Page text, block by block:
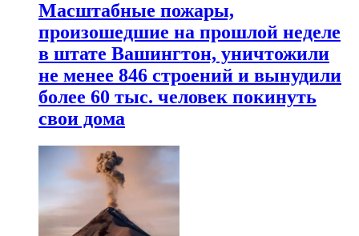
Масштабные пожары,
произошедшие на прошлой неделе
в штате Вашингтон, уничтожили
не менее 846 строений и вынудили
более 60 тыс. человек покинуть
свои дома